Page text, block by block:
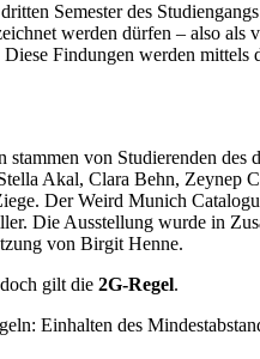
Semester des
werden dürfen – also
Findungen werden
stammen von Studierenden
Akal, Clara Behn,
Der Weird Munich
Die Ausstellung wurde in
von Birgit Henne.
gilt die 2G-Regel.
Einhalten des